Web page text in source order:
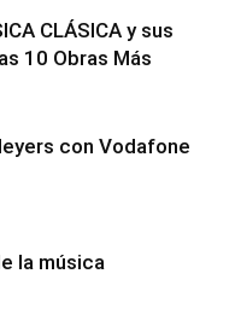
CLÁSICA y sus
10 Obras Más
con Vodafone
la música